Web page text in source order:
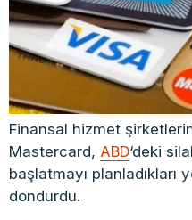
Finansal hizmet
Mastercard, ABD‘deki
başlatmayı planladıkları
dondurdu.